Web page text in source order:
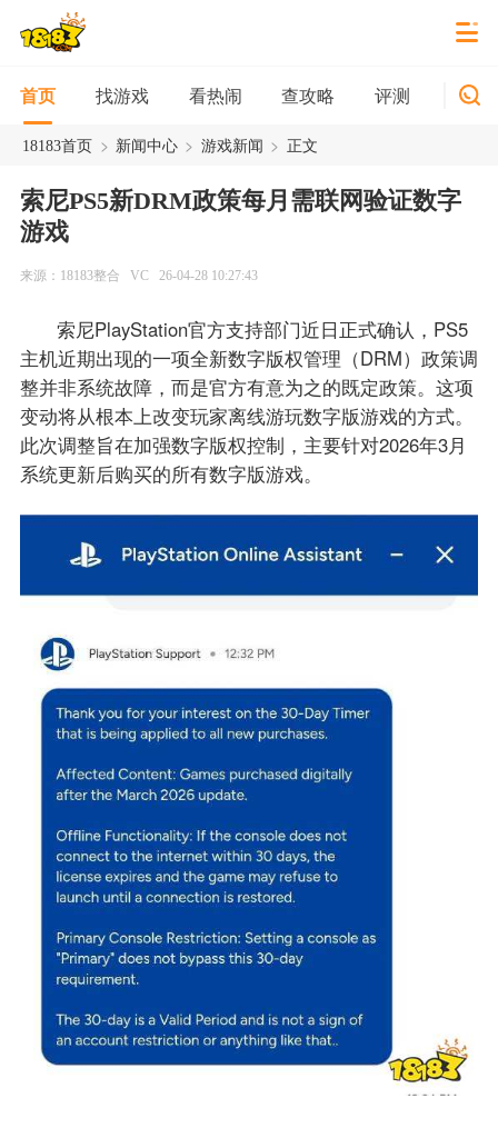
首页 找游戏 看热闹 查攻略 评测 新游
18183首页 > 新闻中心 > 游戏新闻 > 正文
索尼PS5新DRM政策每月需联网验证数字
游戏
来源：18183整合 VC 26-04-28 10:27:43
索尼PlayStation官方支持部门近日正式确认，PS5
主机近期出现的一项全新数字版权管理（DRM）政策调
整并非系统故障，而是官方有意为之的既定政策。这项
变动将从根本上改变玩家离线游玩数字版游戏的方式。
此次调整旨在加强数字版权控制，主要针对2026年3月
系统更新后购买的所有数字版游戏。